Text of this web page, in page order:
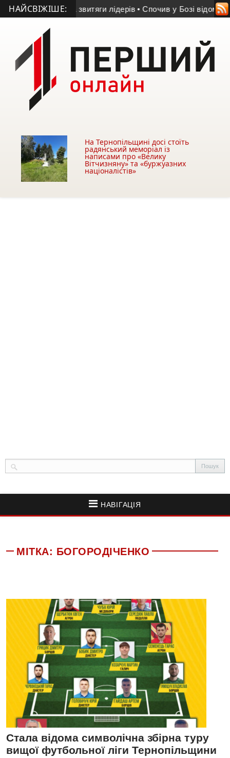
НАЙСВІЖІШЕ:
«Динамо» та звитяги лідерів • Спочив у Бозі відомий у
На Тернопільщині досі стоїть
радянський меморіал із
написами про «Велику
Вітчизняну» та «буржуазних
націоналістів»
НАВІГАЦІЯ
МІТКА: БОГОРОДІЧЕНКО
Стала відома символічна збірна туру
вищої футбольної ліги Тернопільщини